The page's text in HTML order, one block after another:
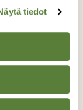
tiedot
6.12.2023